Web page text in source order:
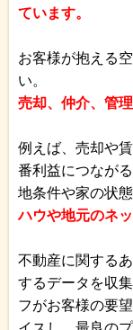
ています。
お客様が抱える
い。
売却、仲介、管理
例えば、売却や
番利益につなが
地条件や家の状
ハウや地元のネ
不動産に関する
するデータを収
フがお客様の要